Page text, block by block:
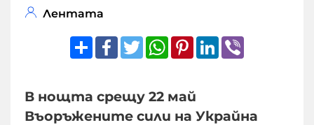
Лентата
ShareFacebook
TwitterWhatsApp
Pinterest
LinkedIn
В нощта срещу 22 май
Въоръжените сили на Украйна